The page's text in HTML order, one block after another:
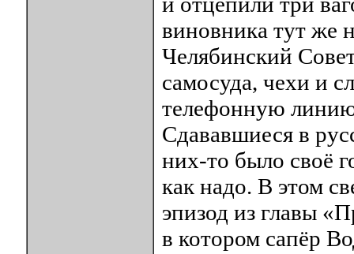
виновника тут же
Челябинский
самосуда, чехи и
телефонную
Сдававшиеся в
них-то было своё
как надо. В этом
эпизод из главы
в котором сапёр